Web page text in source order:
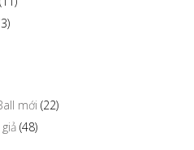
(11)
mới